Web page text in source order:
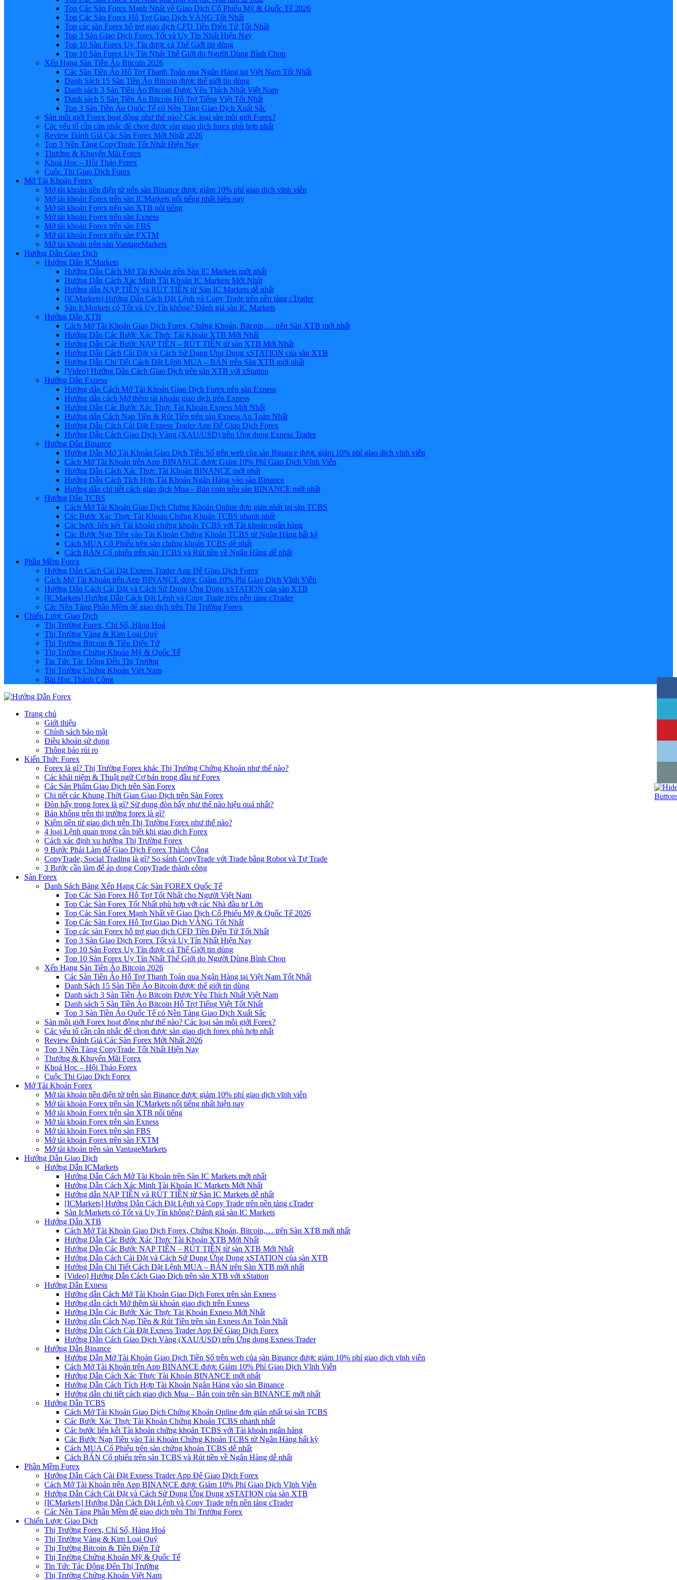
Top Các Sàn Forex Mạnh Nhất về Giao Dịch Cổ Phiếu Mỹ & Quốc Tế 2026
Top Các Sàn Forex Hỗ Trợ Giao Dịch VÀNG Tốt Nhất
Top các sàn Forex hỗ trợ giao dịch CFD Tiền Điện Tử Tốt Nhất
Top 3 Sàn Giao Dịch Forex Tốt và Uy Tín Nhất Hiện Nay
Top 10 Sàn Forex Uy Tín được cả Thế Giới tin dùng
Top 10 Sàn Forex Uy Tín Nhất Thế Giới do Người Dùng Bình Chọn
Xếp Hạng Sàn Tiền Ảo Bitcoin 2026
Các Sàn Tiền Ảo Hỗ Trợ Thanh Toán qua Ngân Hàng tại Việt Nam Tốt Nhất
Danh Sách 15 Sàn Tiền Ảo Bitcoin được thế giới tin dùng
Danh sách 3 Sàn Tiền Ảo Bitcoin Được Yêu Thích Nhất Việt Nam
Danh sách 5 Sàn Tiền Ảo Bitcoin Hỗ Trợ Tiếng Việt Tốt Nhất
Top 3 Sàn Tiền Ảo Quốc Tế có Nền Tảng Giao Dịch Xuất Sắc
Sàn môi giới Forex hoạt động như thế nào? Các loại sàn môi giới Forex?
Các yếu tố cần cân nhắc để chọn được sàn giao dịch forex phù hợp nhất
Review Đánh Giá Các Sàn Forex Mới Nhất 2026
Top 3 Nền Tảng CopyTrade Tốt Nhất Hiện Nay
Thưởng & Khuyến Mãi Forex
Khoá Học – Hội Thảo Forex
Cuộc Thi Giao Dịch Forex
Mở Tài Khoản Forex
Mở tài khoản tiền điện tử trên sàn Binance được giảm 10% phí giao dịch vĩnh viễn
Mở tài khoản Forex trên sàn ICMarkets nổi tiếng nhất hiện nay
Mở tài khoản Forex trên sàn XTB nổi tiếng
Mở tài khoản Forex trên sàn Exness
Mở tài khoản Forex trên sàn FBS
Mở tài khoản Forex trên sàn FXTM
Mở tài khoản trên sàn VantageMarkets
Hướng Dẫn Giao Dịch
Hướng Dẫn ICMarkets
Hướng Dẫn Cách Mở Tài Khoản trên Sàn IC Markets mới nhất
Hướng Dẫn Cách Xác Minh Tài Khoản IC Markets Mới Nhất
Hướng dẫn NẠP TIỀN và RÚT TIỀN từ Sàn IC Markets dễ nhất
[ICMarkets] Hướng Dẫn Cách Đặt Lệnh và Copy Trade trên nền tảng cTrader
Sàn IcMarkets có Tốt và Uy Tín không? Đánh giá sàn IC Markets
Hướng Dẫn XTB
Cách Mở Tài Khoản Giao Dịch Forex, Chứng Khoán, Bitcoin,… trên Sàn XTB mới nhất
Hướng Dẫn Các Bước Xác Thực Tài Khoản XTB Mới Nhất
Hướng Dẫn Các Bước NẠP TIỀN – RÚT TIỀN từ sàn XTB Mới Nhất
Hướng Dẫn Cách Cài Đặt và Cách Sử Dụng Ứng Dụng xSTATION của sàn XTB
Hướng Dẫn Chi Tiết Cách Đặt Lệnh MUA – BÁN trên Sàn XTB mới nhất
[Video] Hướng Dẫn Cách Giao Dịch trên sàn XTB với xStation
Hướng Dẫn Exness
Hướng dẫn Cách Mở Tài Khoản Giao Dịch Forex trên sàn Exness
Hướng dẫn cách Mở thêm tài khoản giao dịch trên Exness
Hướng Dẫn Các Bước Xác Thực Tài Khoản Exness Mới Nhất
Hướng dẫn Cách Nạp Tiền & Rút Tiền trên sàn Exness An Toàn Nhất
Hướng Dẫn Cách Cài Đặt Exness Trader App Để Giao Dịch Forex
Hướng Dẫn Cách Giao Dịch Vàng (XAU/USD) trên Ứng dụng Exness Trader
Hướng Dẫn Binance
Hướng Dẫn Mở Tài Khoản Giao Dịch Tiền Số trên web của sàn Binance được giảm 10% phí giao dịch vĩnh viễn
Cách Mở Tài Khoản trên App BINANCE được Giảm 10% Phí Giao Dịch Vĩnh Viễn
Hướng Dẫn Cách Xác Thực Tài Khoản BINANCE mới nhất
Hướng Dẫn Cách Tích Hợp Tài Khoản Ngân Hàng vào sàn Binance
Hướng dẫn chi tiết cách giao dịch Mua – Bán coin trên sàn BINANCE mới nhất
Hướng Dẫn TCBS
Cách Mở Tài Khoản Giao Dịch Chứng Khoán Online đơn giản nhất tại sàn TCBS
Các Bước Xác Thực Tài Khoản Chứng Khoán TCBS nhanh nhất
Các bước liên kết Tài khoản chứng khoán TCBS với Tài khoản ngân hàng
Các Bước Nạp Tiền vào Tài Khoản Chứng Khoán TCBS từ Ngân Hàng bất kỳ
Cách MUA Cổ Phiếu trên sàn chứng khoán TCBS dễ nhất
Cách BÁN Cổ phiếu trên sàn TCBS và Rút tiền về Ngân Hàng dễ nhất
Phần Mềm Forex
Hướng Dẫn Cách Cài Đặt Exness Trader App Để Giao Dịch Forex
Cách Mở Tài Khoản trên App BINANCE được Giảm 10% Phí Giao Dịch Vĩnh Viễn
Hướng Dẫn Cách Cài Đặt và Cách Sử Dụng Ứng Dụng xSTATION của sàn XTB
[ICMarkets] Hướng Dẫn Cách Đặt Lệnh và Copy Trade trên nền tảng cTrader
Các Nền Tảng Phần Mềm để giao dịch trên Thị Trường Forex
Chiến Lược Giao Dịch
Thị Trường Forex, Chỉ Số, Hàng Hoá
Thị Trường Vàng & Kim Loại Quý
Thị Trường Bitcoin & Tiền Điện Tử
Thị Trường Chứng Khoán Mỹ & Quốc Tế
Tin Tức Tác Động Đến Thị Trường
Thị Trường Chứng Khoán Việt Nam
Bài Học Thành Công
Trang chủ
Giới thiệu
Chính sách bảo mật
Điều khoản sử dụng
Thông báo rủi ro
Kiến Thức Forex
Forex là gì? Thị Trường Forex khác Thị Trường Chứng Khoán như thế nào?
Các khái niệm & Thuật ngữ Cơ bản trong đầu tư Forex
Các Sản Phẩm Giao Dịch trên Sàn Forex
Chi tiết các Khung Thời Gian Giao Dịch trên Sàn Forex
Đòn bẩy trong forex là gì? Sử dụng đòn bẩy như thế nào hiệu quả nhất?
Bán khống trên thị trường forex là gì?
Kiếm tiền từ giao dịch trên Thị Trường Forex như thế nào?
4 loại Lệnh quan trọng cần biết khi giao dịch Forex
Cách xác định xu hướng Thị Trường Forex
9 Bước Phải Làm để Giao Dịch Forex Thành Công
CopyTrade, Social Trading là gì? So sánh CopyTrade với Trade bằng Robot và Tự Trade
3 Bước cần làm để áp dụng CopyTrade thành công
Sàn Forex
Danh Sách Bảng Xếp Hạng Các Sàn FOREX Quốc Tế
Top Các Sàn Forex Hỗ Trợ Tốt Nhất cho Người Việt Nam
Top Các Sàn Forex Tốt Nhất phù hợp với các Nhà đầu tư Lớn
Top Các Sàn Forex Mạnh Nhất về Giao Dịch Cổ Phiếu Mỹ & Quốc Tế 2026
Top Các Sàn Forex Hỗ Trợ Giao Dịch VÀNG Tốt Nhất
Top các sàn Forex hỗ trợ giao dịch CFD Tiền Điện Tử Tốt Nhất
Top 3 Sàn Giao Dịch Forex Tốt và Uy Tín Nhất Hiện Nay
Top 10 Sàn Forex Uy Tín được cả Thế Giới tin dùng
Top 10 Sàn Forex Uy Tín Nhất Thế Giới do Người Dùng Bình Chọn
Xếp Hạng Sàn Tiền Ảo Bitcoin 2026
Các Sàn Tiền Ảo Hỗ Trợ Thanh Toán qua Ngân Hàng tại Việt Nam Tốt Nhất
Danh Sách 15 Sàn Tiền Ảo Bitcoin được thế giới tin dùng
Danh sách 3 Sàn Tiền Ảo Bitcoin Được Yêu Thích Nhất Việt Nam
Danh sách 5 Sàn Tiền Ảo Bitcoin Hỗ Trợ Tiếng Việt Tốt Nhất
Top 3 Sàn Tiền Ảo Quốc Tế có Nền Tảng Giao Dịch Xuất Sắc
Sàn môi giới Forex hoạt động như thế nào? Các loại sàn môi giới Forex?
Các yếu tố cần cân nhắc để chọn được sàn giao dịch forex phù hợp nhất
Review Đánh Giá Các Sàn Forex Mới Nhất 2026
Top 3 Nền Tảng CopyTrade Tốt Nhất Hiện Nay
Thưởng & Khuyến Mãi Forex
Khoá Học – Hội Thảo Forex
Cuộc Thi Giao Dịch Forex
Mở Tài Khoản Forex
Mở tài khoản tiền điện tử trên sàn Binance được giảm 10% phí giao dịch vĩnh viễn
Mở tài khoản Forex trên sàn ICMarkets nổi tiếng nhất hiện nay
Mở tài khoản Forex trên sàn XTB nổi tiếng
Mở tài khoản Forex trên sàn Exness
Mở tài khoản Forex trên sàn FBS
Mở tài khoản Forex trên sàn FXTM
Mở tài khoản trên sàn VantageMarkets
Hướng Dẫn Giao Dịch
Hướng Dẫn ICMarkets
Hướng Dẫn Cách Mở Tài Khoản trên Sàn IC Markets mới nhất
Hướng Dẫn Cách Xác Minh Tài Khoản IC Markets Mới Nhất
Hướng dẫn NẠP TIỀN và RÚT TIỀN từ Sàn IC Markets dễ nhất
[ICMarkets] Hướng Dẫn Cách Đặt Lệnh và Copy Trade trên nền tảng cTrader
Sàn IcMarkets có Tốt và Uy Tín không? Đánh giá sàn IC Markets
Hướng Dẫn XTB
Cách Mở Tài Khoản Giao Dịch Forex, Chứng Khoán, Bitcoin,… trên Sàn XTB mới nhất
Hướng Dẫn Các Bước Xác Thực Tài Khoản XTB Mới Nhất
Hướng Dẫn Các Bước NẠP TIỀN – RÚT TIỀN từ sàn XTB Mới Nhất
Hướng Dẫn Cách Cài Đặt và Cách Sử Dụng Ứng Dụng xSTATION của sàn XTB
Hướng Dẫn Chi Tiết Cách Đặt Lệnh MUA – BÁN trên Sàn XTB mới nhất
[Video] Hướng Dẫn Cách Giao Dịch trên sàn XTB với xStation
Hướng Dẫn Exness
Hướng dẫn Cách Mở Tài Khoản Giao Dịch Forex trên sàn Exness
Hướng dẫn cách Mở thêm tài khoản giao dịch trên Exness
Hướng Dẫn Các Bước Xác Thực Tài Khoản Exness Mới Nhất
Hướng dẫn Cách Nạp Tiền & Rút Tiền trên sàn Exness An Toàn Nhất
Hướng Dẫn Cách Cài Đặt Exness Trader App Để Giao Dịch Forex
Hướng Dẫn Cách Giao Dịch Vàng (XAU/USD) trên Ứng dụng Exness Trader
Hướng Dẫn Binance
Hướng Dẫn Mở Tài Khoản Giao Dịch Tiền Số trên web của sàn Binance được giảm 10% phí giao dịch vĩnh viễn
Cách Mở Tài Khoản trên App BINANCE được Giảm 10% Phí Giao Dịch Vĩnh Viễn
Hướng Dẫn Cách Xác Thực Tài Khoản BINANCE mới nhất
Hướng Dẫn Cách Tích Hợp Tài Khoản Ngân Hàng vào sàn Binance
Hướng dẫn chi tiết cách giao dịch Mua – Bán coin trên sàn BINANCE mới nhất
Hướng Dẫn TCBS
Cách Mở Tài Khoản Giao Dịch Chứng Khoán Online đơn giản nhất tại sàn TCBS
Các Bước Xác Thực Tài Khoản Chứng Khoán TCBS nhanh nhất
Các bước liên kết Tài khoản chứng khoán TCBS với Tài khoản ngân hàng
Các Bước Nạp Tiền vào Tài Khoản Chứng Khoán TCBS từ Ngân Hàng bất kỳ
Cách MUA Cổ Phiếu trên sàn chứng khoán TCBS dễ nhất
Cách BÁN Cổ phiếu trên sàn TCBS và Rút tiền về Ngân Hàng dễ nhất
Phần Mềm Forex
Hướng Dẫn Cách Cài Đặt Exness Trader App Để Giao Dịch Forex
Cách Mở Tài Khoản trên App BINANCE được Giảm 10% Phí Giao Dịch Vĩnh Viễn
Hướng Dẫn Cách Cài Đặt và Cách Sử Dụng Ứng Dụng xSTATION của sàn XTB
[ICMarkets] Hướng Dẫn Cách Đặt Lệnh và Copy Trade trên nền tảng cTrader
Các Nền Tảng Phần Mềm để giao dịch trên Thị Trường Forex
Chiến Lược Giao Dịch
Thị Trường Forex, Chỉ Số, Hàng Hoá
Thị Trường Vàng & Kim Loại Quý
Thị Trường Bitcoin & Tiền Điện Tử
Thị Trường Chứng Khoán Mỹ & Quốc Tế
Tin Tức Tác Động Đến Thị Trường
Thị Trường Chứng Khoán Việt Nam